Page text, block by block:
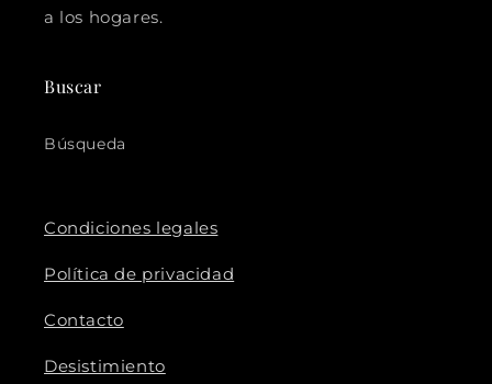
a los hogares.
Buscar
Búsqueda
Condiciones legales
Política de privacidad
Contacto
Desistimiento